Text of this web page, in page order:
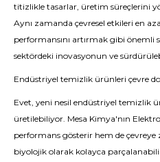
titizlikle tasarlar, üretim süreçlerini
Aynı zamanda çevresel etkileri en
performansını artırmak gibi önemli
sektördeki inovasyonun ve
Endüstriyel temizlik ürünleri çevre
Evet, yeni nesil endüstriyel temizlik
üretilebiliyor. Mesa Kimya'nın
performans gösterir hem de
biyolojik olarak kolayca